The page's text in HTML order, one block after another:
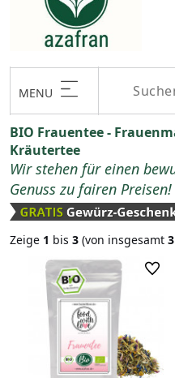
MENU
BIO Frauentee -
Kräutertee
Wir stehen für einen
Genuss zu fairen Preisen!
Zeige 1 bis 3 (von insgesamt 3